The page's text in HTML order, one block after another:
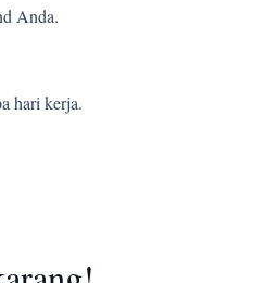
Anda.
hari kerja.